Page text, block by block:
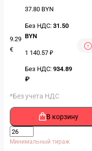
9.29
€
37.80 BYN
Без НДС: 31.50
BYN
1 140.57 ₽
Без НДС: 934.89
₽
*Без учета НДС
В корзину
Минимальный тираж